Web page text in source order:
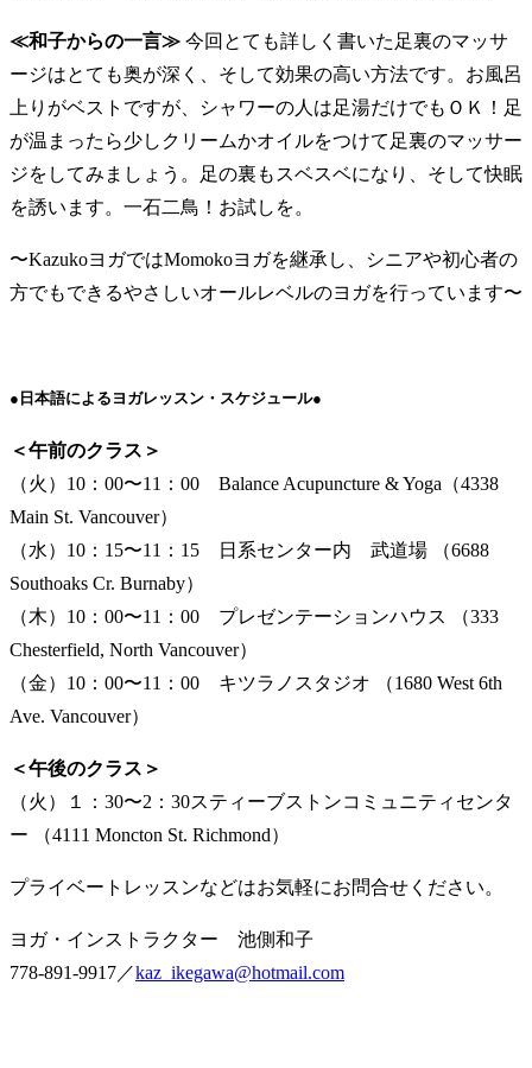
≪和子からの一言≫ 今回とても詳しく書いた足裏のマッサ
ージはとても奥が深く、そして効果の高い方法です。お風呂
上りがベストですが、シャワーの人は足湯だけでもＯＫ！足
が温まったら少しクリームかオイルをつけて足裏のマッサー
ジをしてみましょう。足の裏もスベスベになり、そして快眠
を誘います。一石二鳥！お試しを。
〜KazukoヨガではMomokoヨガを継承し、シニアや初心者の
方でもできるやさしいオールレベルのヨガを行っています〜
●日本語によるヨガレッスン・スケジュール●
＜午前のクラス＞
（火）10：00〜11：00 Balance Acupuncture & Yoga（4338
Main St. Vancouver）
（水）10：15〜11：15 日系センター内 武道場 （6688
Southoaks Cr. Burnaby）
（木）10：00〜11：00 プレゼンテーションハウス （333
Chesterfield, North Vancouver）
（金）10：00〜11：00 キツラノスタジオ （1680 West 6th
Ave. Vancouver）
＜午後のクラス＞
（火）１：30〜2：30スティーブストンコミュニティセンタ
ー （4111 Moncton St. Richmond）
プライベートレッスンなどはお気軽にお問合せください。
ヨガ・インストラクター 池側和子
778-891-9917／kaz_ikegawa@hotmail.com